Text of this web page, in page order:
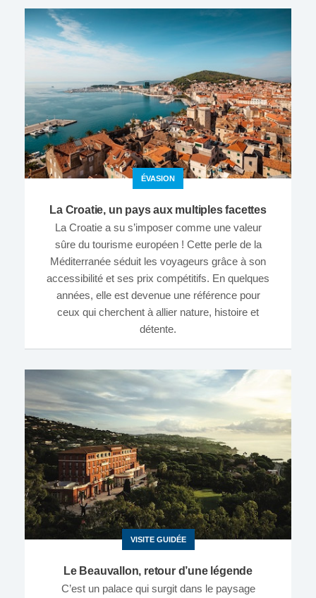
ÉVASION
La Croatie, un pays aux multiples facettes
La Croatie a su s’imposer comme une valeur
sûre du tourisme européen ! Cette perle de la
Méditerranée séduit les voyageurs grâce à son
accessibilité et ses prix compétitifs. En quelques
années, elle est devenue une référence pour
ceux qui cherchent à allier nature, histoire et
détente.
VISITE GUIDÉE
Le Beauvallon, retour d’une légende
C’est un palace qui surgit dans le paysage